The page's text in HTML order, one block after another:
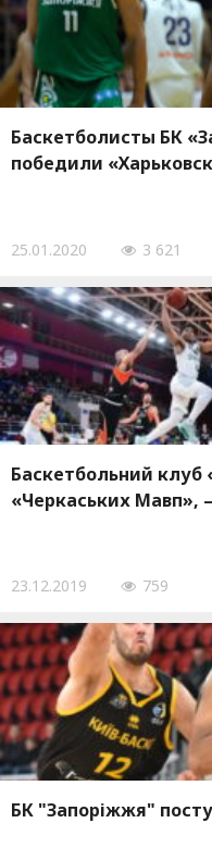
Баскетболисты БК
победили
25.01.2020 3 621
Баскетбольний клуб
«Черкаських Мавп»,
23.12.2019 759
БК "Запоріжжя"